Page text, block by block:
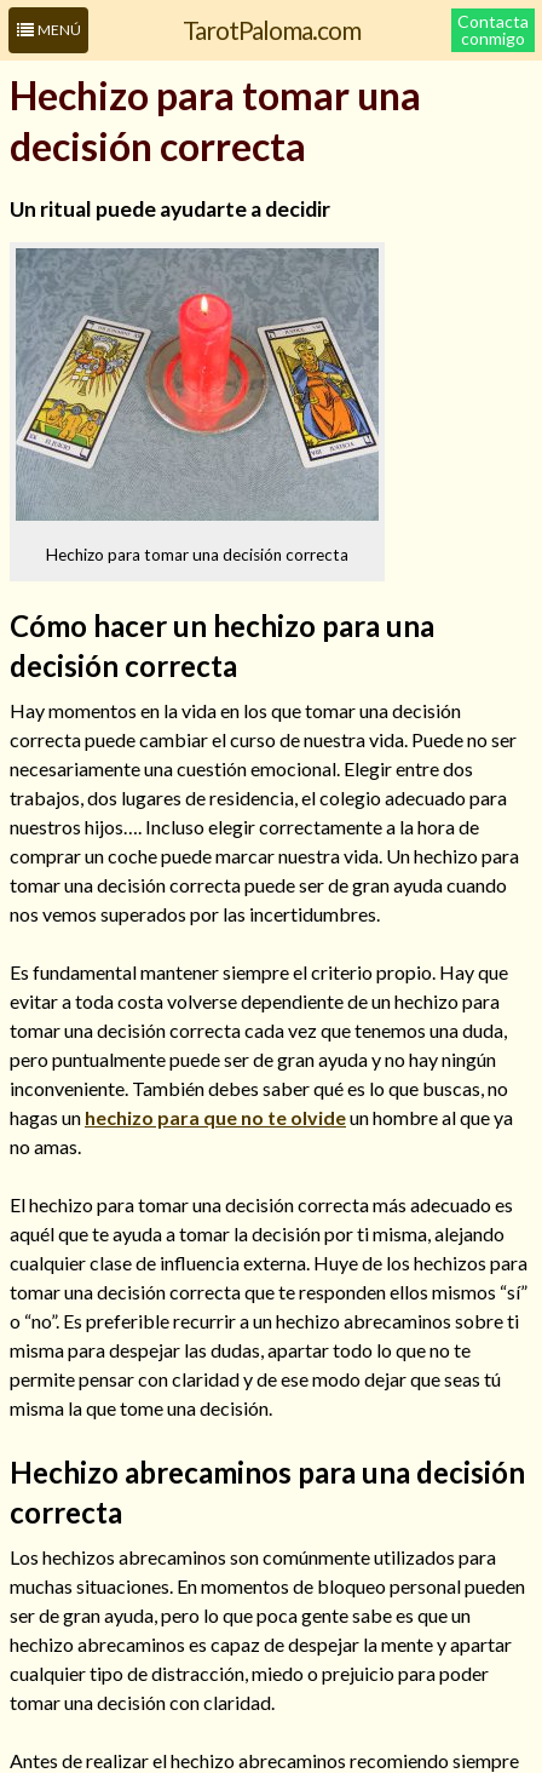
MENÚ TarotPaloma.com
Contacta
conmigo
Leer más sobre mí
Hechizos de amor
Amarre para recuperar a mi pareja
Cómo alejar a la amante de mi esposo
Endulzamiento
Hechizo para tomar una
decisión correcta
Un ritual puede ayudarte a decidir
Hechizo para tomar una decisión correcta
Cómo hacer un hechizo para una
decisión correcta
Hay momentos en la vida en los que tomar una decisión
correcta puede cambiar el curso de nuestra vida. Puede no ser
necesariamente una cuestión emocional. Elegir entre dos
trabajos, dos lugares de residencia, el colegio adecuado para
nuestros hijos…. Incluso elegir correctamente a la hora de
comprar un coche puede marcar nuestra vida. Un hechizo para
tomar una decisión correcta puede ser de gran ayuda cuando
nos vemos superados por las incertidumbres.
Es fundamental mantener siempre el criterio propio. Hay que
evitar a toda costa volverse dependiente de un hechizo para
tomar una decisión correcta cada vez que tenemos una duda,
pero puntualmente puede ser de gran ayuda y no hay ningún
inconveniente. También debes saber qué es lo que buscas, no
hagas un hechizo para que no te olvideun hombre al que ya
no amas.
El hechizo para tomar una decisión correcta más adecuado es
aquél que te ayuda a tomar la decisión por ti misma, alejando
cualquier clase de influencia externa. Huye de los hechizos para
tomar una decisión correcta que te responden ellos mismos “sí”
o “no”. Es preferible recurrir a un hechizo abrecaminos sobre ti
misma para despejar las dudas, apartar todo lo que no te
permite pensar con claridad y de ese modo dejar que seas tú
misma la que tome una decisión.
Hechizo abrecaminos para una decisión
correcta
Los hechizos abrecaminos son comúnmente utilizados para
muchas situaciones. En momentos de bloqueo personal pueden
ser de gran ayuda, pero lo que poca gente sabe es que un
hechizo abrecaminos es capaz de despejar la mente y apartar
cualquier tipo de distracción, miedo o prejuicio para poder
tomar una decisión con claridad.
Antes de realizar el hechizo abrecaminos recomiendo siempre